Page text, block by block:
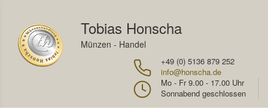
Tobias Honscha
Münzen - Handel
+49 (0) 5136 879 252
info@honscha.de
Mo - Fr 9.00 - 17.00 Uhr
Sonnabend geschlossen